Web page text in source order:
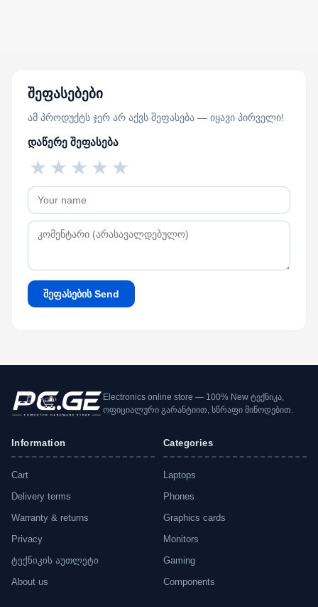
შეფასებები
ამ პროდუქტს ჯერ არ აქვს შეფასება — იყავი პირველი!
დაწერე შეფასება
★
★
★
★
★
შეფასების Send
Electronics online store — 100% New ტექნიკა,
ოფიციალური გარანტიით, სწრაფი მიწოდებით.
Information
Cart
Delivery terms
Warranty & returns
Privacy
ტექნიკის აუთლეტი
About us
Categories
Laptops
Phones
Graphics cards
Monitors
Gaming
Components